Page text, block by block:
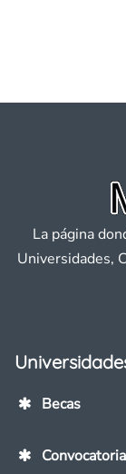
La página
Universidades,
Becas